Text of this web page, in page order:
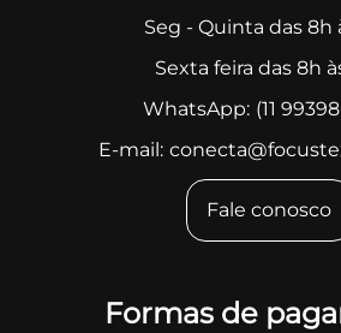
Seg - Quinta das 8h
Sexta feira das 8h
WhatsApp: (11
E-mail:
Fale conosco
Formas de